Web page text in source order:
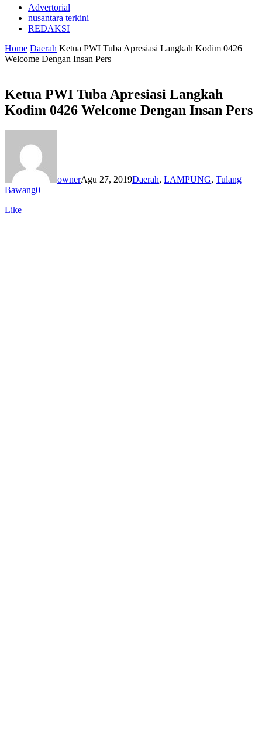
Advertorial
nusantara terkini
REDAKSI
Home Daerah Ketua PWI Tuba Apresiasi Langkah Kodim 0426
Welcome Dengan Insan Pers
Ketua PWI Tuba Apresiasi Langkah
Kodim 0426 Welcome Dengan Insan Pers
ownerAgu 27, 2019Daerah, LAMPUNG, Tulang
Bawang0
Like